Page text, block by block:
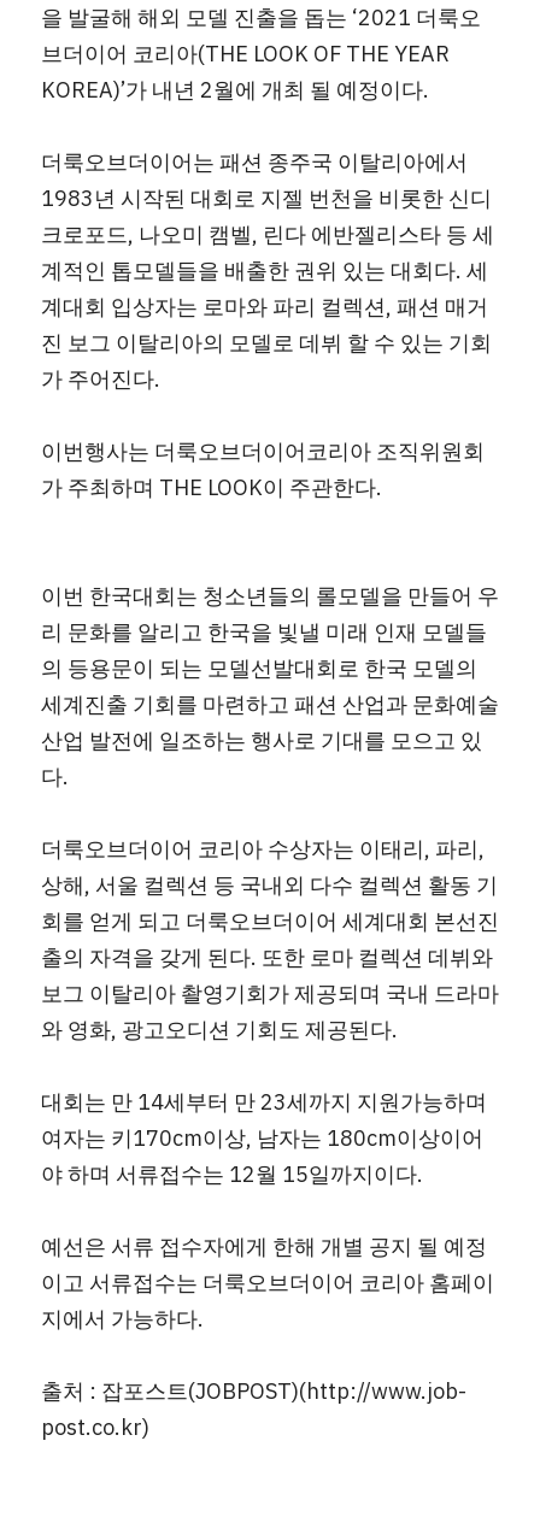
을 발굴해 해외 모델 진출을 돕는 ‘2021 더룩오
브더이어 코리아(THE LOOK OF THE YEAR
KOREA)’가 내년 2월에 개최 될 예정이다.
더룩오브더이어는 패션 종주국 이탈리아에서
1983년 시작된 대회로 지젤 번천을 비롯한 신디
크로포드, 나오미 캠벨, 린다 에반젤리스타 등 세
계적인 톱모델들을 배출한 권위 있는 대회다. 세
계대회 입상자는 로마와 파리 컬렉션, 패션 매거
진 보그 이탈리아의 모델로 데뷔 할 수 있는 기회
가 주어진다.
이번행사는 더룩오브더이어코리아 조직위원회
가 주최하며 THE LOOK이 주관한다.
이번 한국대회는 청소년들의 롤모델을 만들어 우
리 문화를 알리고 한국을 빛낼 미래 인재 모델들
의 등용문이 되는 모델선발대회로 한국 모델의
세계진출 기회를 마련하고 패션 산업과 문화예술
산업 발전에 일조하는 행사로 기대를 모으고 있
다.
더룩오브더이어 코리아 수상자는 이태리, 파리,
상해, 서울 컬렉션 등 국내외 다수 컬렉션 활동 기
회를 얻게 되고 더룩오브더이어 세계대회 본선진
출의 자격을 갖게 된다. 또한 로마 컬렉션 데뷔와
보그 이탈리아 촬영기회가 제공되며 국내 드라마
와 영화, 광고오디션 기회도 제공된다.
대회는 만 14세부터 만 23세까지 지원가능하며
여자는 키170cm이상, 남자는 180cm이상이어
야 하며 서류접수는 12월 15일까지이다.
예선은 서류 접수자에게 한해 개별 공지 될 예정
이고 서류접수는 더룩오브더이어 코리아 홈페이
지에서 가능하다.
출처 : 잡포스트(JOBPOST)(http://www.job-
post.co.kr)